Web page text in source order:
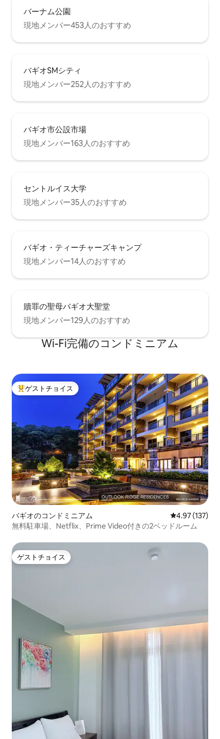
バーナム公園
現地メンバー453人のおすすめ
バギオSMシティ
現地メンバー252人のおすすめ
バギオ市公設市場
現地メンバー163人のおすすめ
セントルイス大学
現地メンバー35人のおすすめ
バギオ・ティーチャーズキャンプ
現地メンバー14人のおすすめ
贖罪の聖母バギオ大聖堂
現地メンバー129人のおすすめ
Wi-Fi完備のコンドミニアム
大好評のゲストチョイスです。
ゲストチョイス
バギオのコンドミニアム レビュー137
4.97 (137)
無料駐車場、Netflix、Prime Video付きの2ベッドルーム
ゲストチョイス
ゲストチョイス